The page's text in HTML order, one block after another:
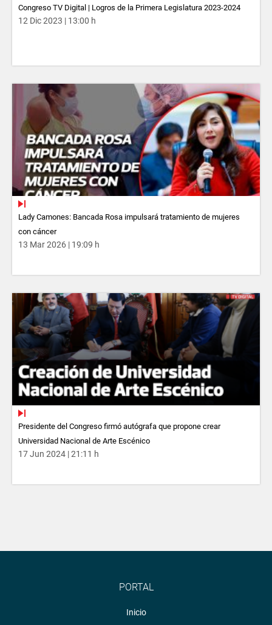
Congreso TV Digital | Logros de la Primera Legislatura 2023-2024
12 Dic 2023 | 13:00 h
Lady Camones: Bancada Rosa impulsará tratamiento de mujeres
con cáncer
13 Mar 2026 | 19:09 h
Presidente del Congreso firmó autógrafa que propone crear
Universidad Nacional de Arte Escénico
17 Jun 2024 | 21:11 h
PORTAL
Inicio